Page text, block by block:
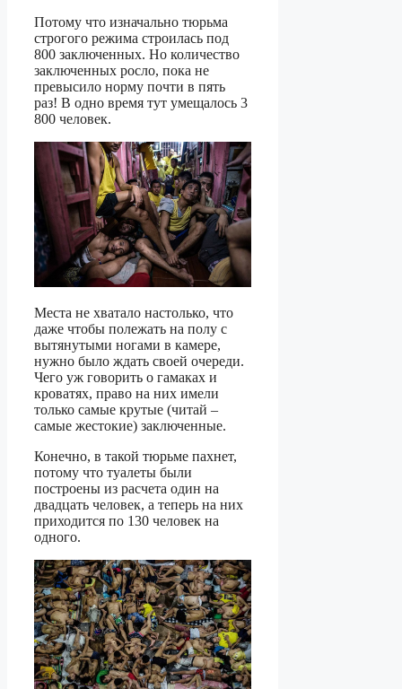
Потому что изначально тюрьма
строгого режима строилась под
800 заключенных. Но количество
заключенных росло, пока не
превысило норму почти в пять
раз! В одно время тут умещалось 3
800 человек.
Места не хватало настолько, что
даже чтобы полежать на полу с
вытянутыми ногами в камере,
нужно было ждать своей очереди.
Чего уж говорить о гамаках и
кроватях, право на них имели
только самые крутые (читай –
самые жестокие) заключенные.
Конечно, в такой тюрьме пахнет,
потому что туалеты были
построены из расчета один на
двадцать человек, а теперь на них
приходится по 130 человек на
одного.